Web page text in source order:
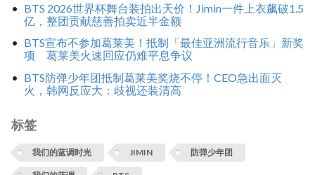
BTS 2026世界杯舞台装拍出天价！Jimin一件上衣飙破1.5
亿，整团贡献慈善拍卖近半金额
BTS宣布不参加葛莱美！抵制「最佳亚洲流行音乐」新奖
项 葛莱美火速回应仍难平息争议
BTS防弹少年团抵制葛莱美奖烧不停！CEO急出面灭
火，韩网反应大：歧视还装清高
标签
我们的蓝调时光 JIMIN 防弹少年团